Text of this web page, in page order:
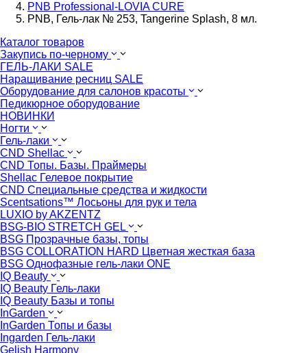
PNB Professional-LOVIA CURE
PNB, Гель-лак № 253, Tangerine Splash, 8 мл.
Каталог товаров
Закупись по-черному
ГЕЛЬ-ЛАКИ SALE
Наращивание ресниц SALE
Оборудование для салонов красоты
Педикюрное оборудование
НОВИНКИ
Ногти
Гель-лаки
CND Shellac
CND Топы. Базы. Праймеры
Shellac Гелевое покрытие
CND Специальные средства и жидкости
Scentsations™ Лосьоны для рук и тела
LUXIO by AKZENTZ
BSG-BIO STRETCH GEL
BSG Прозрачные базы, топы
BSG COLLORATION HARD Цветная жесткая база
BSG Однофазные гель-лаки ONE
IQ Beauty
IQ Beauty Гель-лаки
IQ Beauty Базы и топы
InGarden
InGarden Топы и базы
Ingarden Гель-лаки
Gelish Harmony